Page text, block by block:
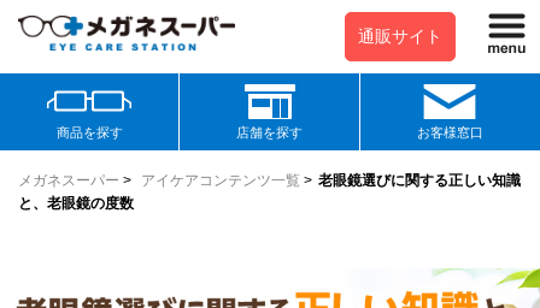
通販サイト
商品を探す 店舗を探す お客様窓口
メガネスーパー > アイケアコンテンツ一覧 > 老眼鏡選びに関する正しい知識
と、老眼鏡の度数